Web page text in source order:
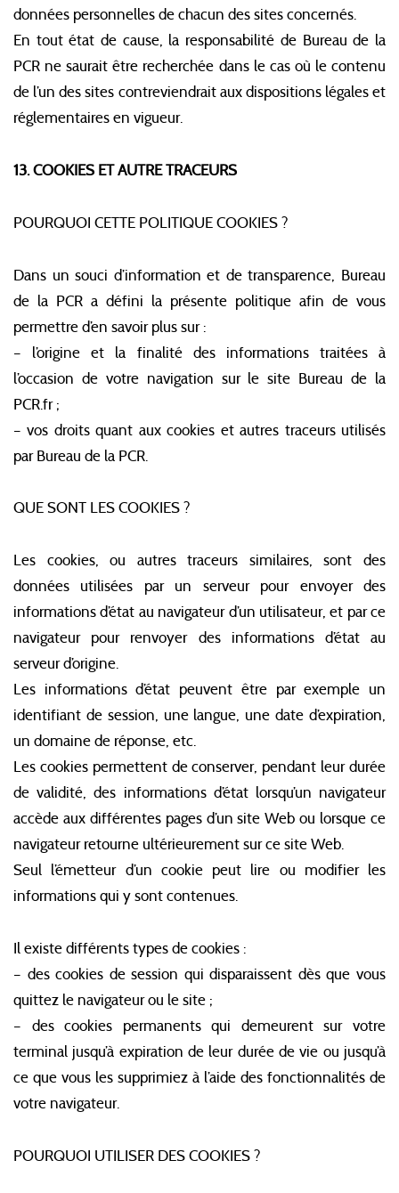
données personnelles de chacun des sites concernés.
En tout état de cause, la responsabilité de Bureau de la
PCR ne saurait être recherchée dans le cas où le contenu
de l’un des sites contreviendrait aux dispositions légales et
réglementaires en vigueur.
13. COOKIES ET AUTRE TRACEURS
POURQUOI CETTE POLITIQUE COOKIES ?
Dans un souci d’information et de transparence, Bureau
de la PCR a défini la présente politique afin de vous
permettre d’en savoir plus sur :
– l’origine et la finalité des informations traitées à
l’occasion de votre navigation sur le site Bureau de la
PCR.fr ;
– vos droits quant aux cookies et autres traceurs utilisés
par Bureau de la PCR.
QUE SONT LES COOKIES ?
Les cookies, ou autres traceurs similaires, sont des
données utilisées par un serveur pour envoyer des
informations d’état au navigateur d’un utilisateur, et par ce
navigateur pour renvoyer des informations d’état au
serveur d’origine.
Les informations d’état peuvent être par exemple un
identifiant de session, une langue, une date d’expiration,
un domaine de réponse, etc.
Les cookies permettent de conserver, pendant leur durée
de validité, des informations d’état lorsqu’un navigateur
accède aux différentes pages d’un site Web ou lorsque ce
navigateur retourne ultérieurement sur ce site Web.
Seul l’émetteur d’un cookie peut lire ou modifier les
informations qui y sont contenues.
Il existe différents types de cookies :
– des cookies de session qui disparaissent dès que vous
quittez le navigateur ou le site ;
– des cookies permanents qui demeurent sur votre
terminal jusqu’à expiration de leur durée de vie ou jusqu’à
ce que vous les supprimiez à l’aide des fonctionnalités de
votre navigateur.
POURQUOI UTILISER DES COOKIES ?